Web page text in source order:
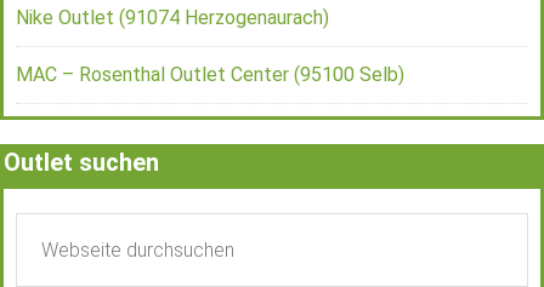
Nike Outlet (91074 Herzogenaurach)
MAC – Rosenthal Outlet Center (95100 Selb)
Outlet suchen